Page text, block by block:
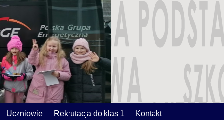
Uczniowie Rekrutacja do klas 1 Kontakt